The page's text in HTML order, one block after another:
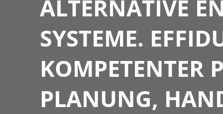
ALTERNATIVE
SYSTEME.
KOMPETENTER
PLANUNG,